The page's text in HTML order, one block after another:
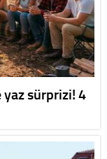
yaz sürprizi! 4